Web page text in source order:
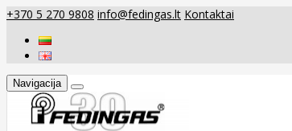
+370 5 270 9808 info@fedingas.lt Kontaktai
Navigacija